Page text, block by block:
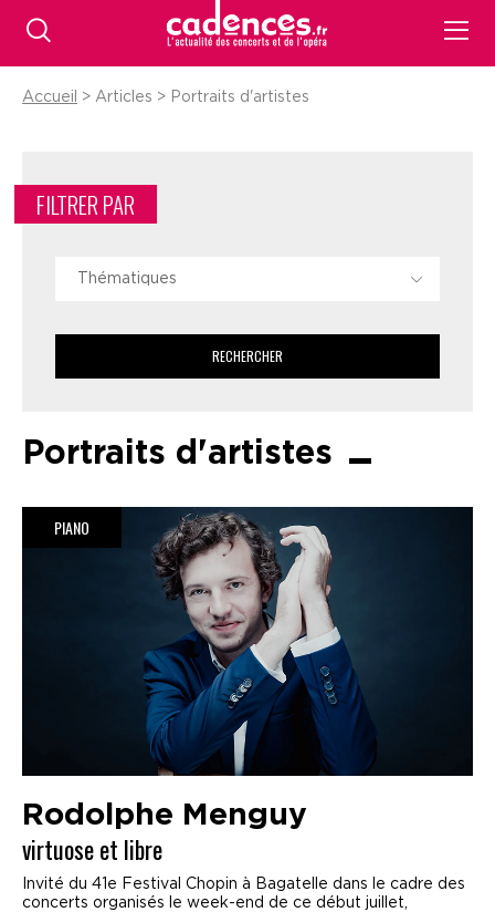
Accueil > Articles > Portraits d'artistes
FILTRER PAR
Thématiques
RECHERCHER
Portraits d'artistes
PIANO
Rodolphe Menguy
virtuose et libre
Invité du 41e Festival Chopin à Bagatelle dans le cadre des
concerts organisés le week-end de ce début juillet,